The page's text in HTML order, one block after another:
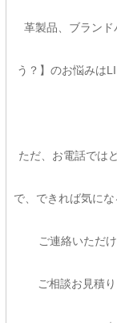
革製品、ブラン
う？】のお悩みは
ただ、お電話では
で、できれば気に
ご連絡いただ
ご相談お見積